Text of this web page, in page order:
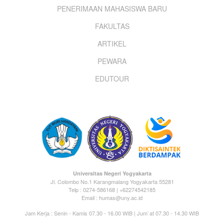
PENERIMAAN MAHASISWA BARU
FAKULTAS
ARTIKEL
PEWARA
EDUTOUR
Universitas Negeri Yogyakarta
Jl. Colombo No.1 Karangmalang Yogyakarta 55281
Telp : 0274-586168 | +62274542185
Email : humas@uny.ac.id
Jam Kerja : Senin - Kamis 07.30 - 16.00 WIB | Jum`at 07.30 - 14.30 WIB